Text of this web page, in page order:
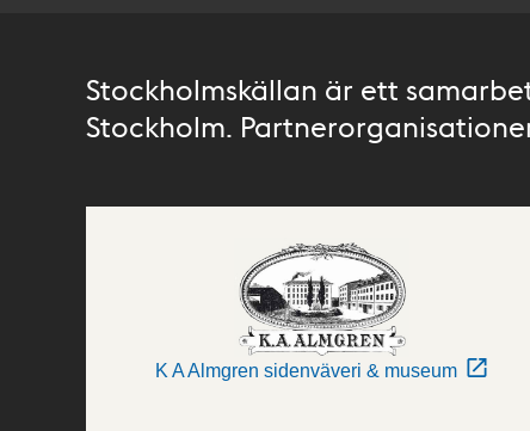
Stockholmskällan är ett
Stockholm.
K A Almgren sidenväveri & museum